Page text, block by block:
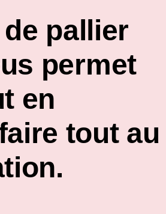
pallier
permet
en
tout au